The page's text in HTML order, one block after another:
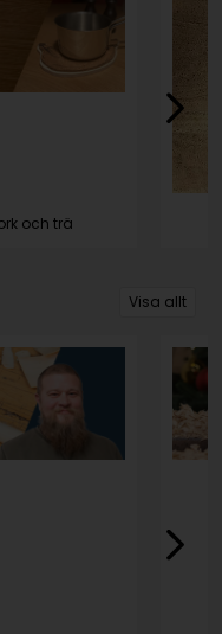
och trä
Visa allt